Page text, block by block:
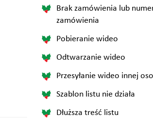
Brak zamówienia lub
zamówienia
Pobieranie wideo
Odtwarzanie wideo
Przesyłanie wideo innej
Szablon listu nie działa
Dłuższa treść listu